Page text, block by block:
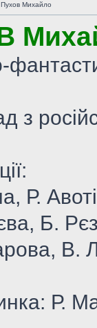
Пухов Михайло
з
Р.
Б.
В.
Р.